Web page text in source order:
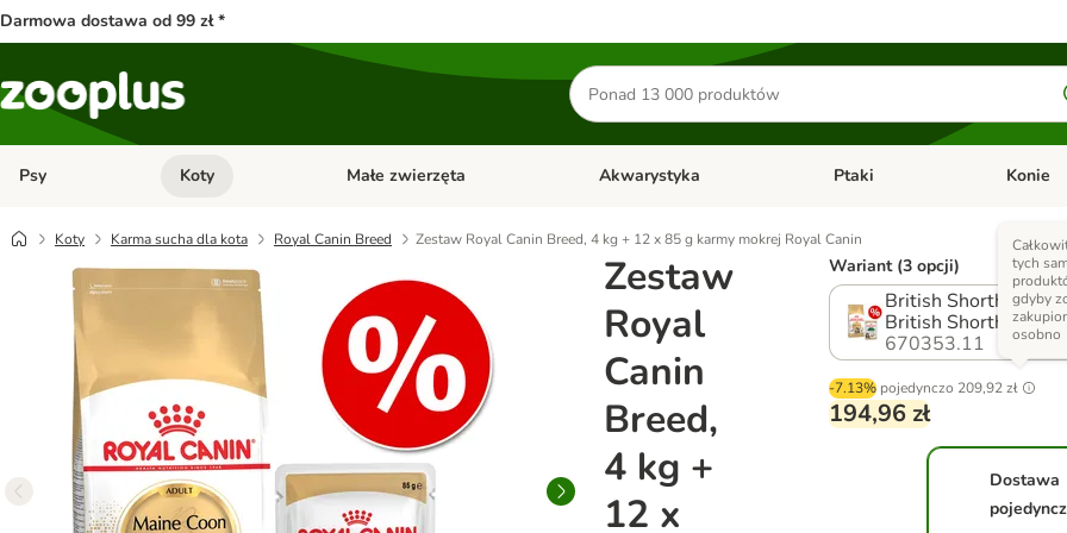
Darmowa dostawa od 99 zł *
Szukaj
produktów
Psy Otwórz menu kategorii: Psy
Koty Otwórz menu kategorii: Koty
Małe zwierzęta Otwórz menu kategorii: Małe zwierzęta
Akwarystyka Otwórz menu kategorii:
Ptaki Otwórz
Konie
Koty Karma sucha dla kota Royal Canin Breed Zestaw Royal Canin Breed, 4 kg + 12 x 85 g karmy mokrej Royal Canin
Zestaw
Royal
Canin
Breed,
4 kg +
12 x
Wariant (3 opcji)
British Shorthair
British Shorthair, 12
670353.11
-7.13% pojedynczo 209,92 zł
tych
gdyby
osobno
194,96 zł
Dostawa